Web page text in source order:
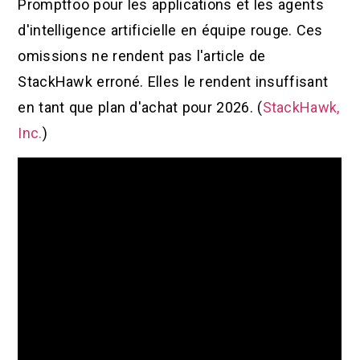
Promptfoo pour les applications et les agents
d'intelligence artificielle en équipe rouge. Ces
omissions ne rendent pas l'article de
StackHawk erroné. Elles le rendent insuffisant
en tant que plan d'achat pour 2026. (StackHawk,
Inc.)